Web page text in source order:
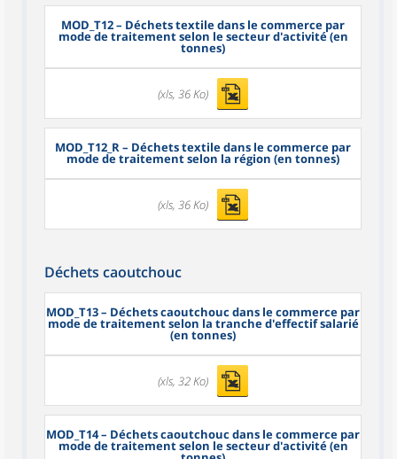
MOD_T12– Déchets textile dans le commerce par
mode de traitement selon le secteur d'activité (en
tonnes)
(xls, 36 Ko)
MOD_T12_R– Déchets textile dans le commerce par
mode de traitement selon la région (en tonnes)
(xls, 36 Ko)
Déchets caoutchouc
MOD_T13– Déchets caoutchouc dans le commerce par
mode de traitement selon la tranche d'effectif salarié
(en tonnes)
(xls, 32 Ko)
MOD_T14– Déchets caoutchouc dans le commerce par
mode de traitement selon le secteur d'activité (en